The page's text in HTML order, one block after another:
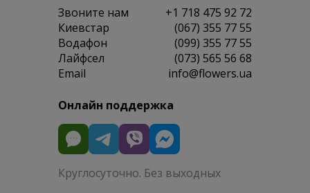
Звоните нам
+1 718 475 92 72
Киевстар
(067) 355 77 55
Водафон
(099) 355 77 55
Лайфсел
(073) 565 56 68
Email
info@flowers.ua
Онлайн поддержка
Круглосуточно. Без выходных